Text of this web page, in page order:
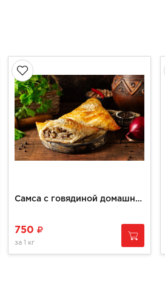
Самса с говядиной домашняя
750
за 1 кг